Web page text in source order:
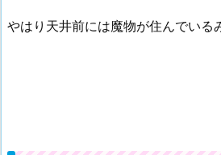
やはり天井前には魔物が住んでいる